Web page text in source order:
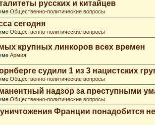
русских и китайцев
Общественно-политические вопросы
сегодня
Общественно-политические вопросы
крупных линкоров всех времен
Армия
судили 1 из 3 нацистских
Общественно-политические вопросы
надзор за преступными
Общественно-политические вопросы
Франции понадобится